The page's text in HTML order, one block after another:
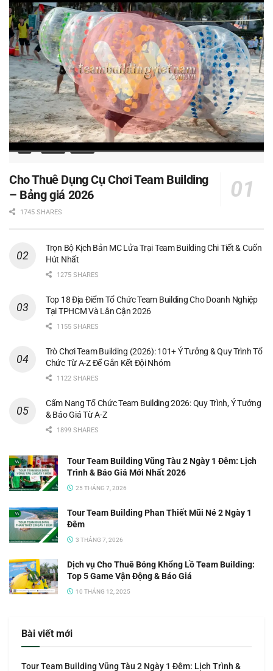
Cho Thuê Dụng Cụ Chơi Team Building
– Bảng giá 2026
1745 SHARES
Trọn Bộ Kịch Bản MC Lửa Trại Team Building Chi Tiết & Cuốn
Hút Nhất
1275 SHARES
Top 18 Địa Điểm Tổ Chức Team Building Cho Doanh Nghiệp
Tại TPHCM Và Lân Cận 2026
1155 SHARES
Trò Chơi Team Building (2026): 101+ Ý Tưởng & Quy Trình Tổ
Chức Từ A-Z Để Gắn Kết Đội Nhóm
1122 SHARES
Cẩm Nang Tổ Chức Team Building 2026: Quy Trình, Ý Tưởng
& Báo Giá Từ A-Z
1899 SHARES
Tour Team Building Vũng Tàu 2 Ngày 1 Đêm: Lịch
Trình & Báo Giá Mới Nhất 2026
25 THÁNG 7, 2026
Tour Team Building Phan Thiết Mũi Né 2 Ngày 1
Đêm
3 THÁNG 7, 2026
Dịch vụ Cho Thuê Bóng Khổng Lồ Team Building:
Top 5 Game Vận Động & Báo Giá
10 THÁNG 12, 2025
Bài viết mới
Tour Team Building Vũng Tàu 2 Ngày 1 Đêm: Lịch Trình &